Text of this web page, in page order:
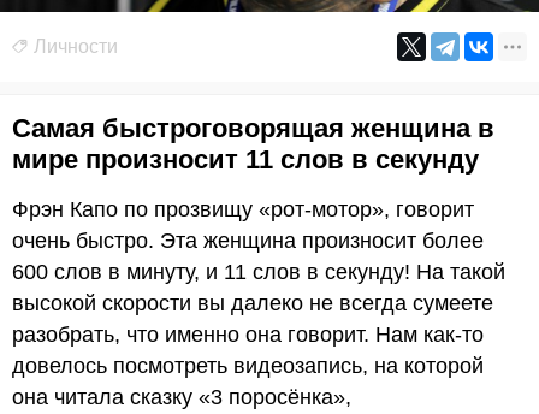
Личности
Самая быстроговорящая женщина в
мире произносит 11 слов в секунду
Фрэн Капо по прозвищу «рот-мотор», говорит
очень быстро. Эта женщина произносит более
600 слов в минуту, и 11 слов в секунду! На такой
высокой скорости вы далеко не всегда сумеете
разобрать, что именно она говорит. Нам как-то
довелось посмотреть видеозапись, на которой
она читала сказку «3 поросёнка»,